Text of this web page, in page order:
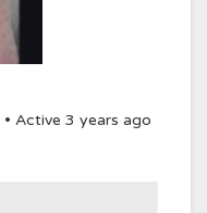
• Active 3 years ago